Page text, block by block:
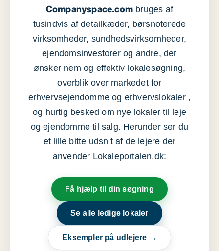
Companyspace.com bruges af
tusindvis af detailkæder, børsnoterede
virksomheder, sundhedsvirksomheder,
ejendomsinvestorer og andre, der
ønsker nem og effektiv lokalesøgning,
overblik over markedet for
erhvervsejendomme og erhvervslokaler ,
og hurtig besked om nye lokaler til leje
og ejendomme til salg. Herunder ser du
et lille bitte udsnit af de lejere der
anvender Lokaleportalen.dk:
Få hjælp til din søgning
Se alle ledige lokaler
Eksempler på udlejere →